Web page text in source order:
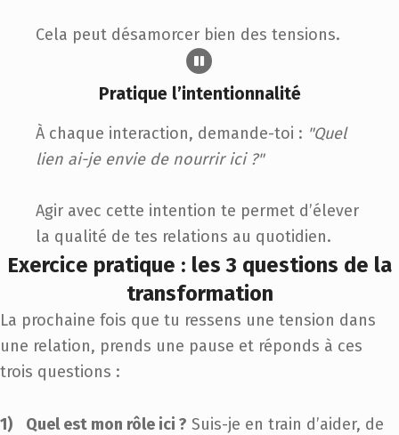
Cela peut désamorcer bien des tensions.
Pratique l’intentionnalité
À chaque interaction, demande-toi : "Quel
lien ai-je envie de nourrir ici ?"
Agir avec cette intention te permet d’élever
la qualité de tes relations au quotidien.
Exercice pratique : les 3 questions de la
transformation
La prochaine fois que tu ressens une tension dans
une relation, prends une pause et réponds à ces
trois questions :
Quel est mon rôle ici ? Suis-je en train d’aider, de